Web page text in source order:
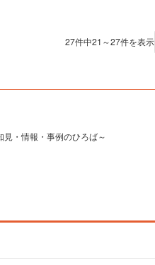
27件中21～27件を表示
見・情報・事例のひろば～